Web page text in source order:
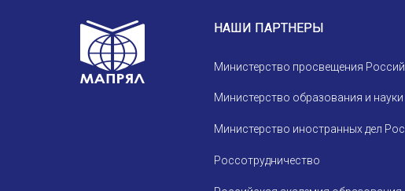
НАШИ ПАРТНЕРЫ
Министерство просвещения
Министерство образования и
Министерство иностранных дел
Россотрудничество